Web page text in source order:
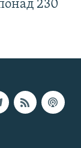
230